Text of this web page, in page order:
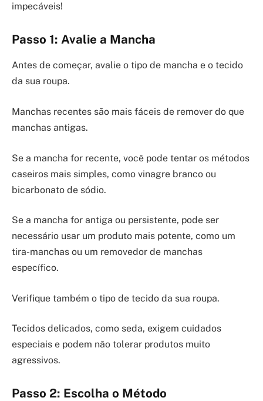
impecáveis!
Passo 1: Avalie a Mancha
Antes de começar, avalie o tipo de mancha e o tecido
da sua roupa.
Manchas recentes são mais fáceis de remover do que
manchas antigas.
Se a mancha for recente, você pode tentar os métodos
caseiros mais simples, como vinagre branco ou
bicarbonato de sódio.
Se a mancha for antiga ou persistente, pode ser
necessário usar um produto mais potente, como um
tira-manchas ou um removedor de manchas
específico.
Verifique também o tipo de tecido da sua roupa.
Tecidos delicados, como seda, exigem cuidados
especiais e podem não tolerar produtos muito
agressivos.
Passo 2: Escolha o Método